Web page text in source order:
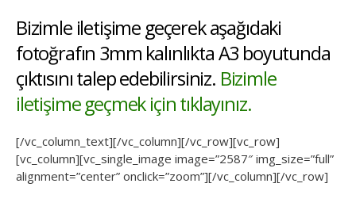
Bizimle iletişime geçerek aşağıdaki
fotoğrafın 3mm kalınlıkta A3 boyutunda
çıktısını talep edebilirsiniz. Bizimle
iletişime geçmek için tıklayınız.
[/vc_column_text][/vc_column][/vc_row][vc_row]
[vc_column][vc_single_image image=”2587″ img_size=”full”
alignment=”center” onclick=”zoom”][/vc_column][/vc_row]